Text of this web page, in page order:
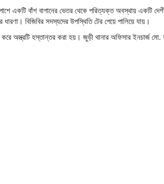
পাশে একটি বাঁশ বাগানের ভেতর থেকে পরিত্যক্ত অবস্থায় একটি
বিজিবির সদস্যদের উপস্থিতি টের পেয়ে পালিয়ে যায়।
অস্ত্রটি হস্তান্তর করা হয়। জুড়ী থানার অফিসার ইনচার্জ মো.